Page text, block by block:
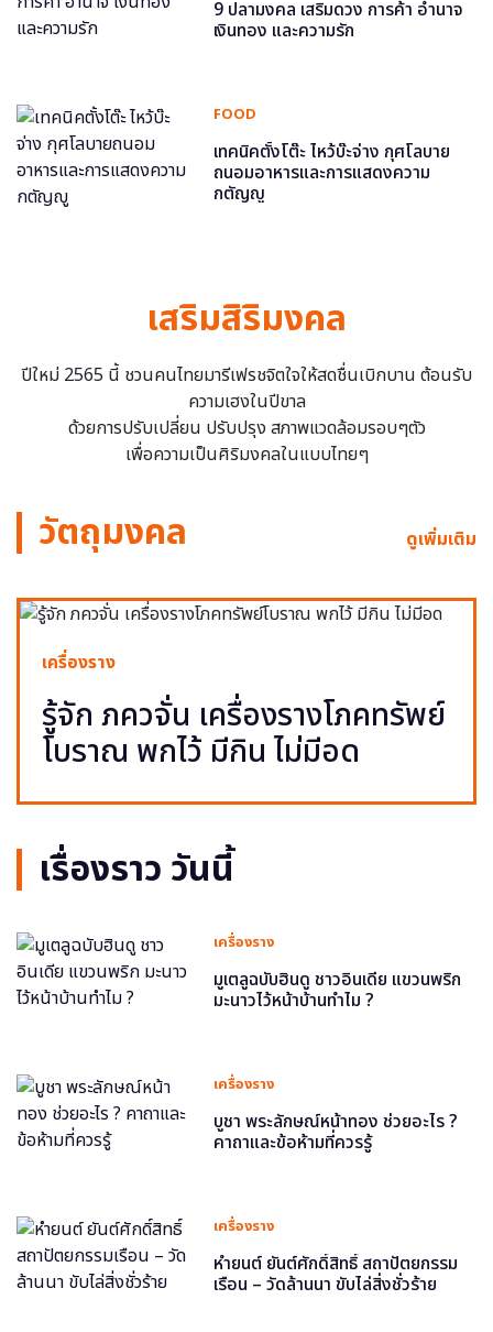
9 ปลามงคล เสริมดวง การค้า อำนาจ
เงินทอง และความรัก
FOOD
เทคนิคตั้งโต๊ะ ไหว้บ๊ะจ่าง กุศโลบาย
ถนอมอาหารและการแสดงความ
กตัญญู
เสริมสิริมงคล
ปีใหม่ 2565 นี้ ชวนคนไทยมารีเฟรชจิตใจให้สดชื่นเบิกบาน ต้อนรับ
ความเฮงในปีขาล
ด้วยการปรับเปลี่ยน ปรับปรุง สภาพแวดล้อมรอบๆตัว
เพื่อความเป็นศิริมงคลในแบบไทยๆ
วัตถุมงคล ดูเพิ่มเติม
เครื่องราง
รู้จัก ภควจั่น เครื่องรางโภคทรัพย์
โบราณ พกไว้ มีกิน ไม่มีอด
เรื่องราว วันนี้
เครื่องราง
มูเตลูฉบับฮินดู ชาวอินเดีย แขวนพริก
มะนาวไว้หน้าบ้านทำไม ?
เครื่องราง
บูชา พระลักษณ์หน้าทอง ช่วยอะไร ?
คาถาและข้อห้ามที่ควรรู้
เครื่องราง
หำยนต์ ยันต์ศักดิ์สิทธิ์ สถาปัตยกรรม
เรือน – วัดล้านนา ขับไล่สิ่งชั่วร้าย